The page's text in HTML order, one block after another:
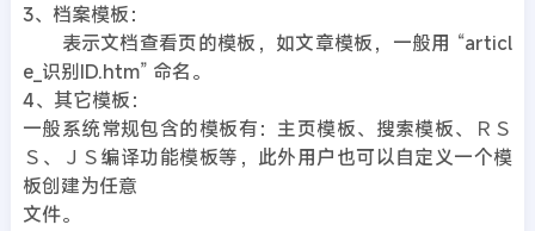
3、档案模板：
表示文档查看页的模板，如文章模板，一般用 “articl
e_识别ID.htm” 命名。
4、其它模板：
一般系统常规包含的模板有：主页模板、搜索模板、ＲＳ
Ｓ、ＪＳ编译功能模板等，此外用户也可以自定义一个模
板创建为任意
文件。